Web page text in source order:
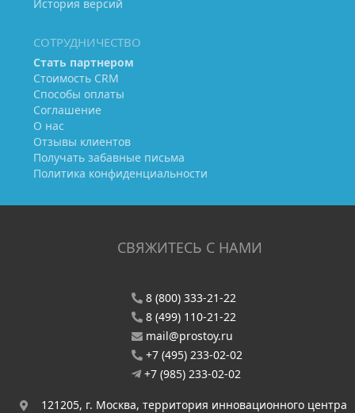
История версий
СОТРУДНИЧЕСТВО
Стать партнером
Стоимость CRM
Способы оплаты
Соглашение
О нас
Отзывы клиентов
Получать забавные письма
Политика конфиденциальности
СВЯЖИТЕСЬ С НАМИ
8 (800) 333-21-22
8 (499) 110-21-22
mail@prostoy.ru
+7 (495) 233-02-02
+7 (985) 233-02-02
121205, г. Москва, территория инновационного центра